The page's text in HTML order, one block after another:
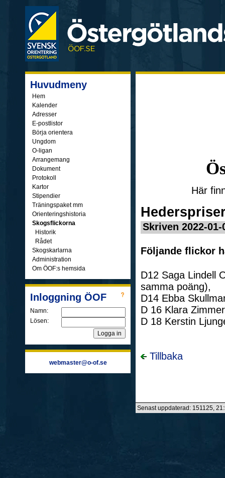
Huvudmeny
Hem
Kalender
Adresser
E-postlistor
Börja orientera
Ungdom
O-ligan
Arrangemang
Dokument
Protokoll
Kartor
Stipendier
Träningspaket mm
Orienteringshistoria
Skogsflickorna
Historik
Rådet
Skogskarlarna
Administration
Om ÖOF:s hemsida
Inloggning ÖOF
Namn:
Lösen:
webmaster@o-of.se
Här
Skriven 2022-
Följande flickor
D12 Saga Lindell
samma poäng),
D14 Ebba
D 16 Klara
D 18 Kerstin
Tillbaka
Senast uppdaterad: 151125,